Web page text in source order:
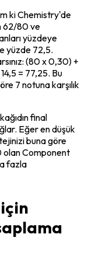
ki Chemistry'de
62/80 ve
yüzdeye
yüzde 72,5.
(80 x 0,30) +
= 77,25. Bu
7 notuna karşılık
final
Eğer en düşük
buna göre
olan Component
fazla